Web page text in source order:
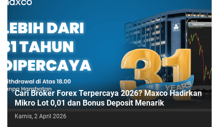
Cari Broker Forex Terpercaya 2026? Maxco Hadirkan
Mikro Lot 0,01 dan Bonus Deposit Menarik
Kamis, 2 April 2026